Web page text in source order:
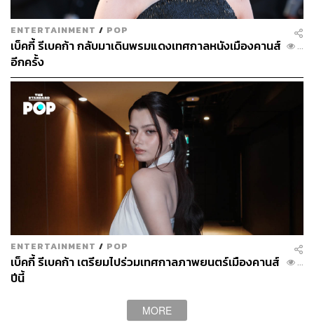
ENTERTAINMENT / POP
เบ็คกี้ รีเบคก้า กลับมาเดินพรมแดงเทศกาลหนังเมืองคานส์
อีกครั้ง
...
ENTERTAINMENT / POP
เบ็คกี้ รีเบคก้า เตรียมไปร่วมเทศกาลภาพยนตร์เมืองคานส์
ปีนี้
...
MORE